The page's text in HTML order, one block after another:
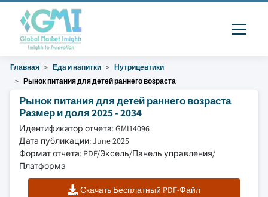
Главная Еда и напитки
Нутрицевтики
Рынок питания для детей раннего возраста
Рынок питания для детей раннего возраста
Размер и доля 2025 - 2034
Идентификатор отчета: GMI14096
Дата публикации: June 2025
Формат отчета: PDF/Эксель/Панель управления/
Платформа
Скачать Бесплатный PDF-Файл